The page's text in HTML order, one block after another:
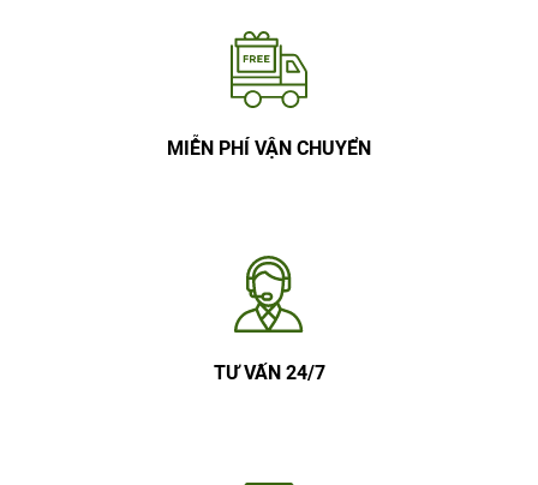
MIỄN PHÍ VẬN CHUYỂN
TƯ VẤN 24/7